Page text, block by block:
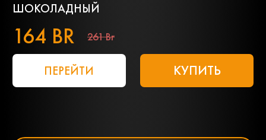
ШОКОЛАДНЫЙ
164 BR 261 Br
ПЕРЕЙТИ КУПИТЬ